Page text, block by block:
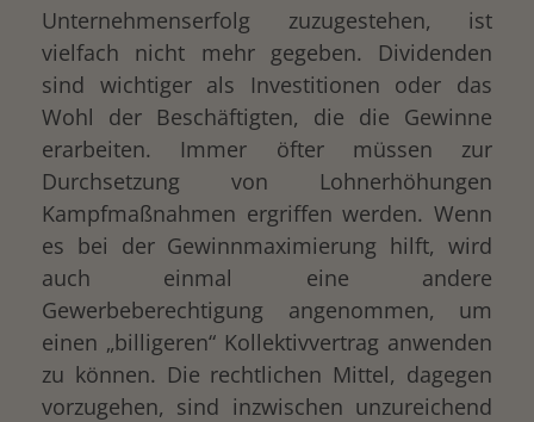
Unternehmenserfolg zuzugestehen, ist
vielfach nicht mehr gegeben. Dividenden
sind wichtiger als Investitionen oder das
Wohl der Beschäftigten, die die Gewinne
erarbeiten. Immer öfter müssen zur
Durchsetzung von Lohnerhöhungen
Kampfmaßnahmen ergriffen werden. Wenn
es bei der Gewinnmaximierung hilft, wird
auch einmal eine andere
Gewerbeberechtigung angenommen, um
einen „billigeren“ Kollektivvertrag anwenden
zu können. Die rechtlichen Mittel, dagegen
vorzugehen, sind inzwischen unzureichend